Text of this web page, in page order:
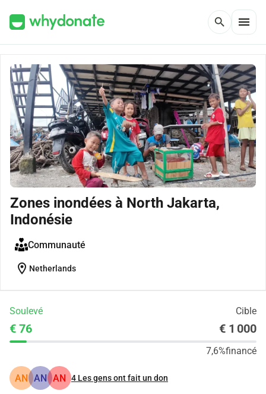
search menu
Zones inondées à North Jakarta,
Indonésie
Communauté
location_on Netherlands
Soulevé Cible
€ 76 € 1 000
7,6%financé
AN AN AN 4 Les gens ont fait un don